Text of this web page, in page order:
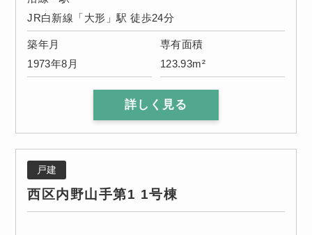
JR白新線「大形」駅 徒歩24分
築年月
1973年8月
専有面積
123.93m²
詳しく見る
戸建
西区内野山手第1 1号棟